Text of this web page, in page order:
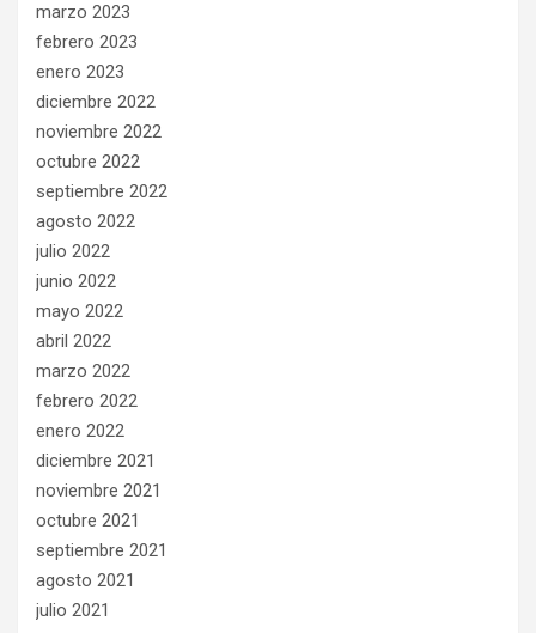
marzo 2023
febrero 2023
enero 2023
diciembre 2022
noviembre 2022
octubre 2022
septiembre 2022
agosto 2022
julio 2022
junio 2022
mayo 2022
abril 2022
marzo 2022
febrero 2022
enero 2022
diciembre 2021
noviembre 2021
octubre 2021
septiembre 2021
agosto 2021
julio 2021